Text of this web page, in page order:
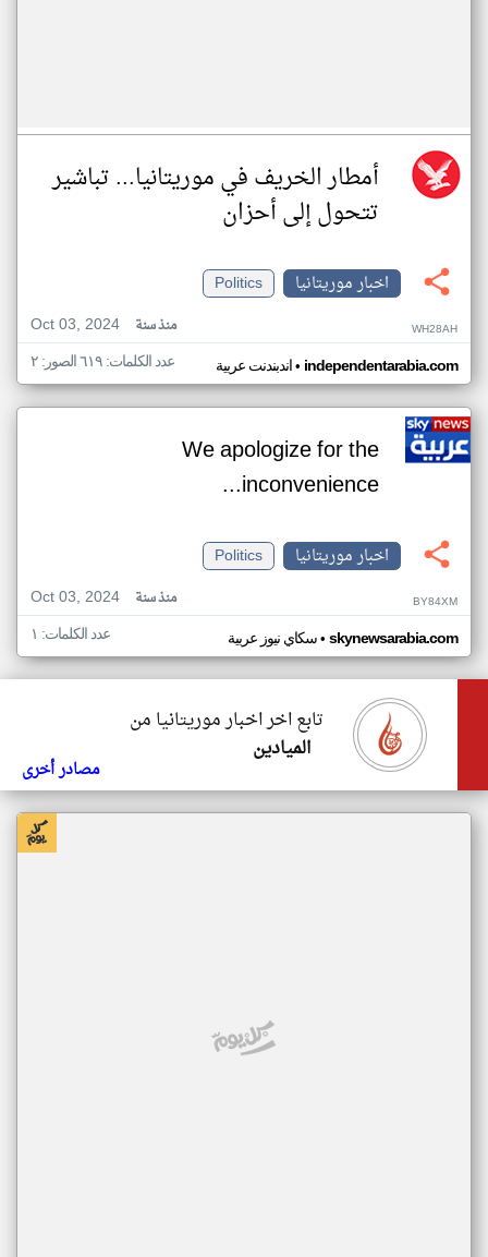
أمطار الخريف في موريتانيا... تباشير
تتحول إلى أحزان
اخبار موريتانيا
Politics
Oct 03, 2024
منذ سنة WH28AH
اندبندنت عربية• independentarabia.com عدد الكلمات: ٦١٩ الصور: ٢
We apologize for the
inconvenience...
اخبار موريتانيا
Politics
Oct 03, 2024
منذ سنة BY84XM
سكاي نيوز عربية• skynewsarabia.com عدد الكلمات: ١
تابع اخر اخبار موريتانيا من
الميادين
مصادر أخرى